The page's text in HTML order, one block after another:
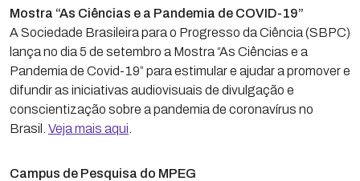
Mostra “As Ciências e a Pandemia de COVID-19”
A Sociedade Brasileira para o Progresso da Ciência (SBPC)
lança no dia 5 de setembro a Mostra “As Ciências e a
Pandemia de Covid-19” para estimular e ajudar a promover e
difundir as iniciativas audiovisuais de divulgação e
conscientização sobre a pandemia de coronavírus no
Brasil. Veja mais aqui
Campus de Pesquisa do MPEG